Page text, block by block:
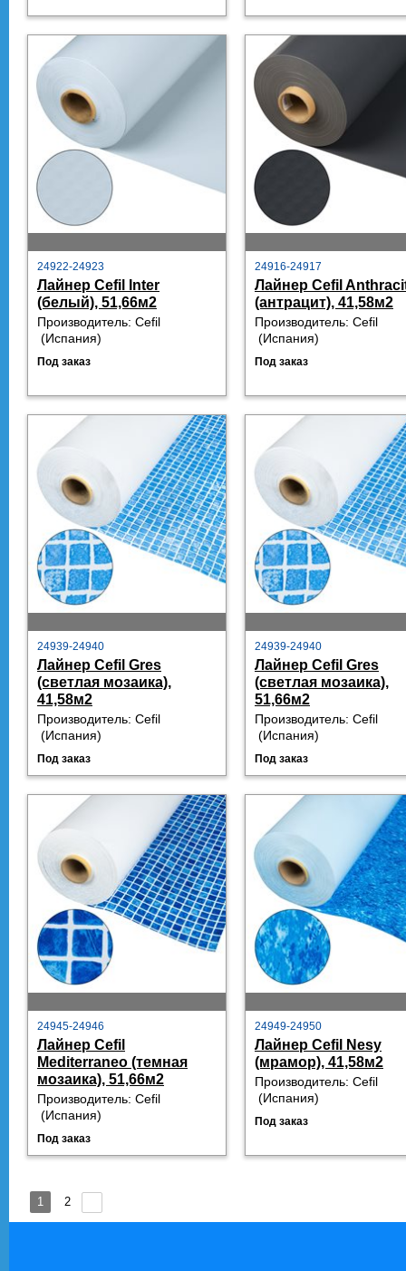
24922-24923
Лайнер Cefil Inter
(белый), 51,66м2
Производитель: Cefil
(Испания)
Под заказ
24916-24917
Лайнер Cefil
(антрацит), 41,58м2
Производитель: Cefil
(Испания)
Под заказ
24939-24940
Лайнер Cefil Gres
(светлая мозаика),
41,58м2
Производитель: Cefil
(Испания)
Под заказ
24939-24940
Лайнер Cefil Gres
(светлая мозаика),
51,66м2
Производитель: Cefil
(Испания)
Под заказ
24945-24946
Лайнер Cefil
Mediterraneo (темная
мозаика), 51,66м2
Производитель: Cefil
(Испания)
Под заказ
24949-24950
Лайнер Cefil Nesy
(мрамор), 41,58м2
Производитель: Cefil
(Испания)
Под заказ
1 2